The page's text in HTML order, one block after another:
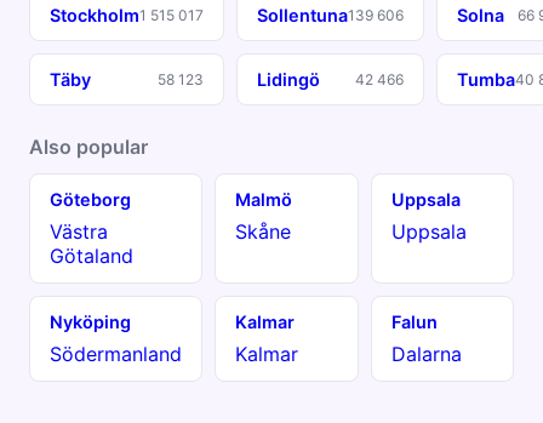
Stockholm1 515 017 Sollentuna139 606 Solna 66
Täby 58 123 Lidingö 42 466 Tumba40
Also popular
Göteborg
Västra
Götaland
Malmö
Skåne
Uppsala
Uppsala
Nyköping
Södermanland
Kalmar
Kalmar
Falun
Dalarna